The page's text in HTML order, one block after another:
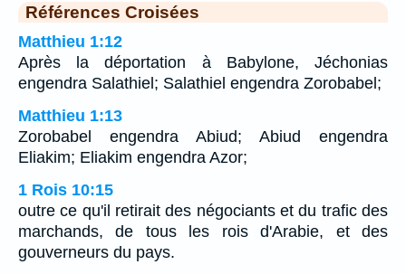
Références Croisées
Matthieu 1:12
Après la déportation à Babylone, Jéchonias
engendra Salathiel; Salathiel engendra Zorobabel;
Matthieu 1:13
Zorobabel engendra Abiud; Abiud engendra
Eliakim; Eliakim engendra Azor;
1 Rois 10:15
outre ce qu'il retirait des négociants et du trafic des
marchands, de tous les rois d'Arabie, et des
gouverneurs du pays.